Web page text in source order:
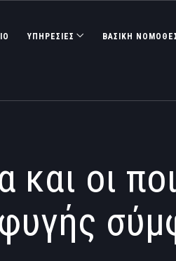
ΥΠΗΡΕΣΙΕΣ ΒΑΣΙΚΉ
και οι